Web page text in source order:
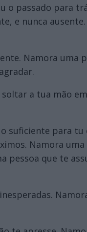
o passado para
e nunca
Namora uma
a tua mão em
suficiente para
Namora uma
pessoa que te